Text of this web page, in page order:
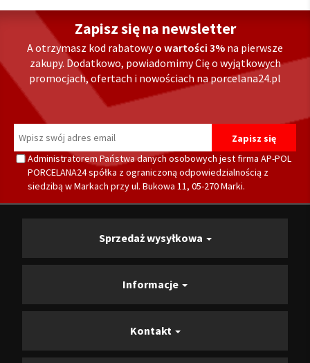
Zapisz się na newsletter
A otrzymasz kod rabatowyo wartości 3% na pierwsze
zakupy. Dodatkowo, powiadomimy Cię o wyjątkowych
promocjach, ofertach i nowościach na porcelana24.pl
Administratorem Państwa danych osobowych jest firma AP-POL
PORCELANA24 spółka z ograniczoną odpowiedzialnością z
siedzibą w Markach przy ul. Bukowa 11, 05-270 Marki.
Sprzedaż wysyłkowa
Informacje
Kontakt